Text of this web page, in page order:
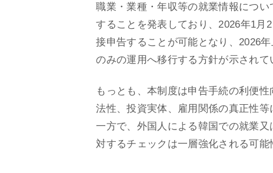
職業・業種・年収等の就業情報につ
することを発表しており、2026年1月
接申告することが可能となり、2026
のみの運用へ移行する方針が示されて
もっとも、本制度は申告手続の利便
法性、投資実体、雇用関係の真正性
一方で、外国人による韓国での就業
対するチェックは一層強化される可能